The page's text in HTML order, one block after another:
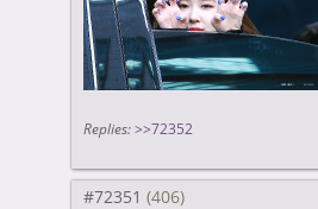
Replies: >>72352
#72351